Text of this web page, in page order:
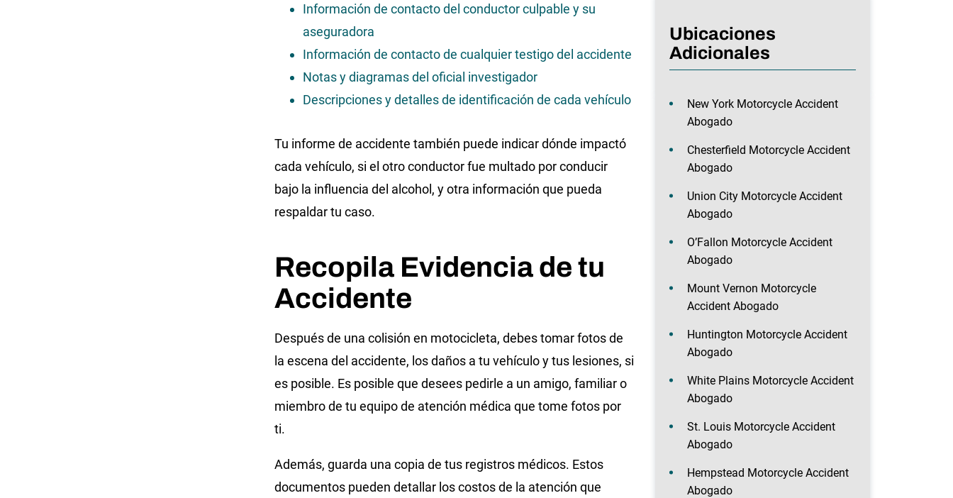
Información de contacto del conductor culpable y su
aseguradora
Información de contacto de cualquier testigo del accidente
Notas y diagramas del oficial investigador
Descripciones y detalles de identificación de cada vehículo
Tu informe de accidente también puede indicar dónde impactó
cada vehículo, si el otro conductor fue multado por conducir
bajo la influencia del alcohol, y otra información que pueda
respaldar tu caso.
Recopila Evidencia de tu
Accidente
Después de una colisión en motocicleta, debes tomar fotos de
la escena del accidente, los daños a tu vehículo y tus lesiones, si
es posible. Es posible que desees pedirle a un amigo, familiar o
miembro de tu equipo de atención médica que tome fotos por
ti.
Además, guarda una copia de tus registros médicos. Estos
documentos pueden detallar los costos de la atención que
Ubicaciones
Adicionales
New York Motorcycle Accident
Abogado
Chesterfield Motorcycle Accident
Abogado
Union City Motorcycle Accident
Abogado
O’Fallon Motorcycle Accident
Abogado
Mount Vernon Motorcycle
Accident Abogado
Huntington Motorcycle Accident
Abogado
White Plains Motorcycle Accident
Abogado
St. Louis Motorcycle Accident
Abogado
Hempstead Motorcycle Accident
Abogado